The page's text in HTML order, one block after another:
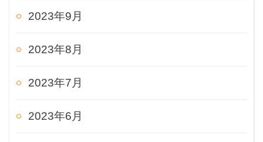
2023年9月
2023年8月
2023年7月
2023年6月